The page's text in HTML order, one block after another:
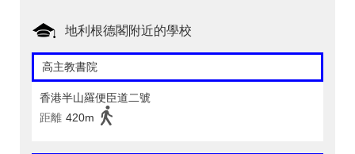
地利根德閣附近的學校
高主教書院
香港半山羅便臣道二號
距離 420m